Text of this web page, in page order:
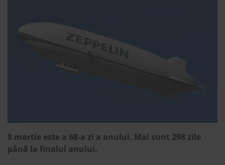
8 martie este a 68-a zi a anului. Mai sunt 298 zile
până la finalul anului.